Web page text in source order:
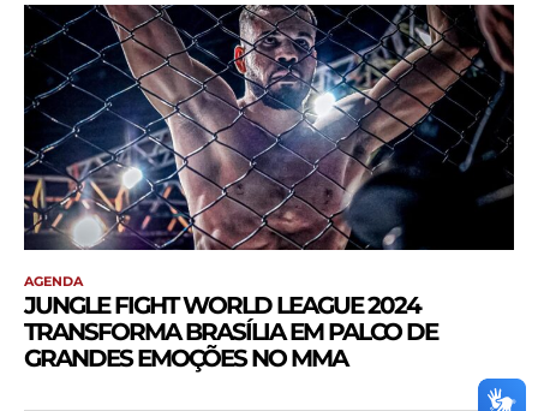
AGENDA
JUNGLE FIGHT WORLD LEAGUE 2024
TRANSFORMA BRASÍLIA EM PALCO DE
GRANDES EMOÇÕES NO MMA